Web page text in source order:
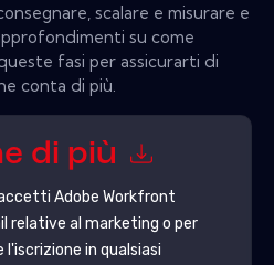
scalare e misurare e
su come
fasi per assicurarti di
conta di più.
di più
Adobe Workfront
al marketing o per
in qualsiasi